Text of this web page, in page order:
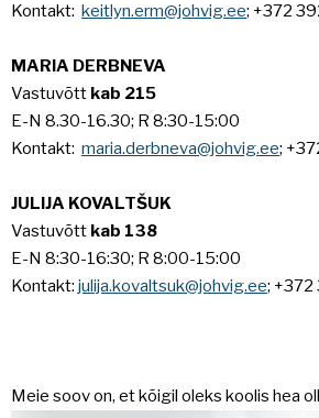
Kontakt: keitlyn.erm@johvig.ee; +372
MARIA DERBNEVA
Vastuvõtt kab 215
E-N 8.30-16.30; R 8:30-15:00
Kontakt: maria.derbneva@johvig.ee;
JULIJA KOVALTŠUK
Vastuvõtt kab 138
E-N 8:30-16:30; R 8:00-15:00
Kontakt: julija.kovaltsuk@johvig.ee;
Meie soov on, et kõigil oleks koolis hea